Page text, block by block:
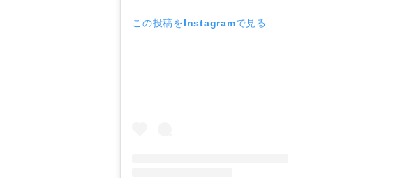
この投稿をInstagramで見る